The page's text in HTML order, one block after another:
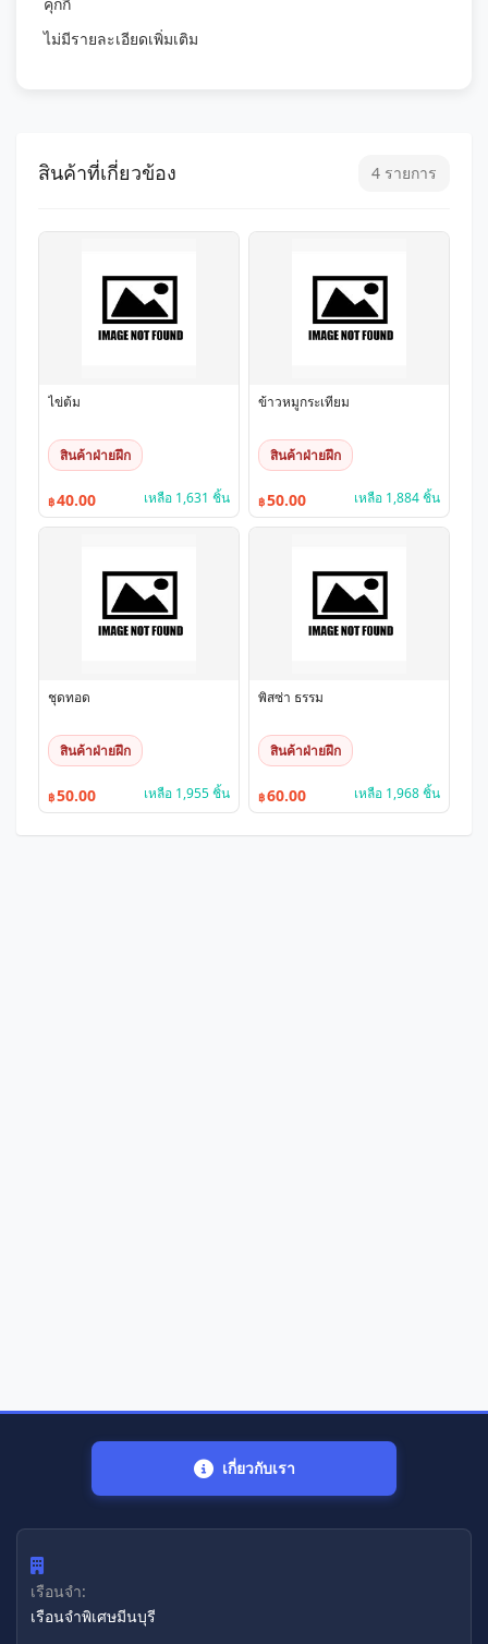
ไม่มีรายละเอียดเพิ่มเติม
สินค้าที่เกี่ยวข้อง 4 รายการ
ไข่ต้ม
สินค้าฝ่ายฝึก
฿40.00 เหลือ 1,631 ชิ้น
ข้าวหมูกระเทียม
สินค้าฝ่ายฝึก
฿50.00 เหลือ 1,884 ชิ้น
ชุดทอด
สินค้าฝ่ายฝึก
฿50.00 เหลือ 1,955 ชิ้น
พิสซ่า ธรรม
สินค้าฝ่ายฝึก
฿60.00 เหลือ 1,968 ชิ้น
เกี่ยวกับเรา
เรือนจำ:
เรือนจำพิเศษมีนบุรี